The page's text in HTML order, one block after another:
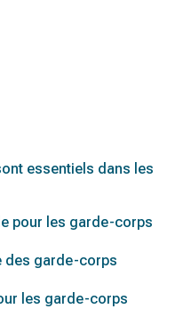
essentiels dans les
pour les garde-corps
des garde-corps
les garde-corps